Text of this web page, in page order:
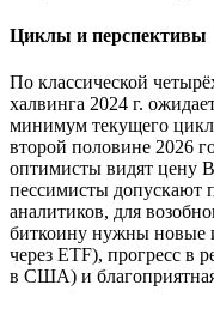
Циклы и перспективы
По классической
халвинга 2024 г.
минимум текущего
второй половине 2026
оптимисты видят цену
пессимисты
аналитиков, для
биткоину нужны новые
через ETF), прогресс в
в США) и благоприятная